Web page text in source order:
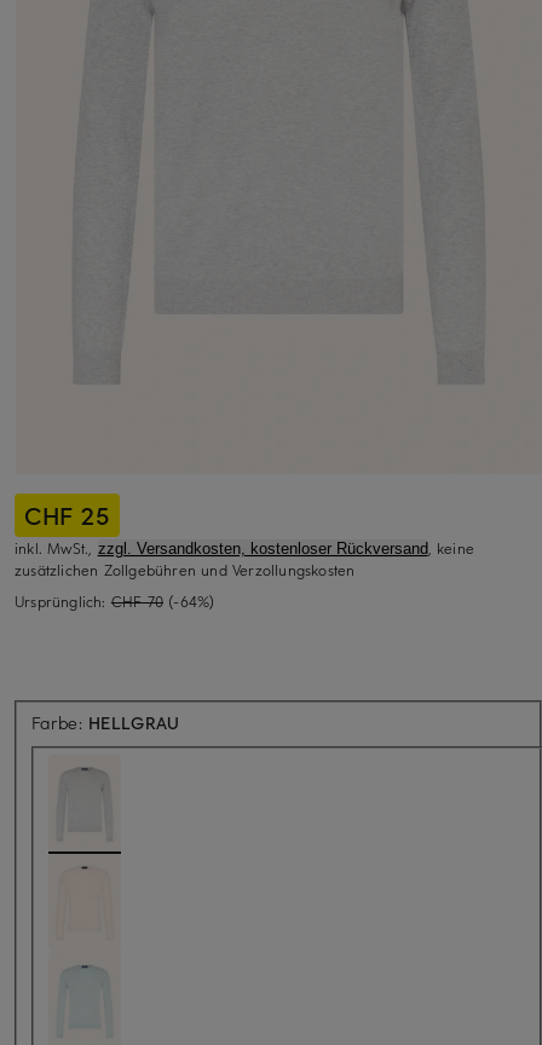
CHF 25
inkl. MwSt., zzgl. Versandkosten, kostenloser Rückversand, keine
zusätzlichen Zollgebühren und Verzollungskosten
Ursprünglich: CHF 70 (-64%)
Farbe: HELLGRAU